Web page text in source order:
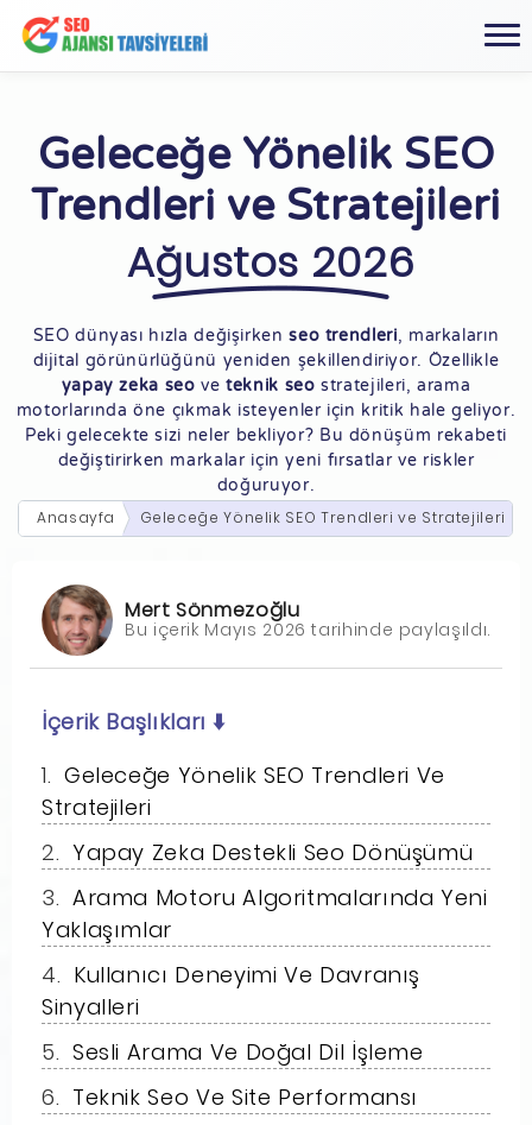
Geleceğe Yönelik SEO
Trendleri ve Stratejileri
Ağustos 2026
SEO dünyası hızla değişirkenseo trendleri, markaların
dijital görünürlüğünü yeniden şekillendiriyor. Özellikle
yapay zeka seo veteknik seo stratejileri, arama
motorlarında öne çıkmak isteyenler için kritik hale geliyor.
Peki gelecekte sizi neler bekliyor? Bu dönüşüm rekabeti
değiştirirken markalar için yeni fırsatlar ve riskler
doğuruyor.
Anasayfa
Geleceğe Yönelik SEO Trendleri ve Stratejileri
Mert Sönmezoğlu
Bu içerik Mayıs 2026 tarihinde paylaşıldı.
İçerik Başlıkları ⬇️
Geleceğe Yönelik SEO Trendleri Ve
Stratejileri
Yapay Zeka Destekli Seo Dönüşümü
Arama Motoru Algoritmalarında Yeni
Yaklaşımlar
Kullanıcı Deneyimi Ve Davranış
Sinyalleri
Sesli Arama Ve Doğal Dil İşleme
Teknik Seo Ve Site Performansı